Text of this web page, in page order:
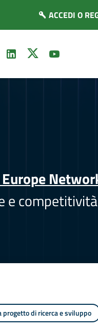
ACCEDI O
e
progetto di ricerca e sviluppo